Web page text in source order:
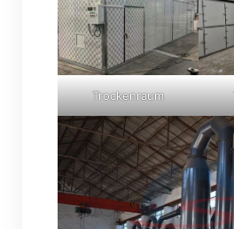
Trockenraum